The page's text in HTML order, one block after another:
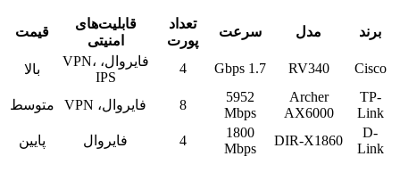
برند مدل سرعت
تعداد
پورت
قابلیت‌های
امنیتی
قیمت
Cisco
RV340
1.7 Gbps
4
فایروال، VPN،
IPS
بالا
TP-
Link
Archer
AX6000
5952
Mbps
8 فایروال، VPN
متوسط
D-
Link
DIR-X1860
1800
Mbps
4 فایروال پایین